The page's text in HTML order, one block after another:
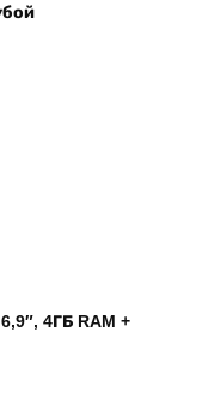
4ГБ RAM +